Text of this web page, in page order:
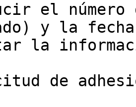
el número
y la
la
de